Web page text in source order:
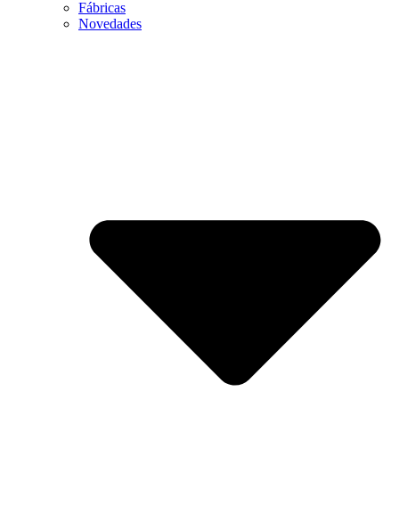
Fábricas
Novedades